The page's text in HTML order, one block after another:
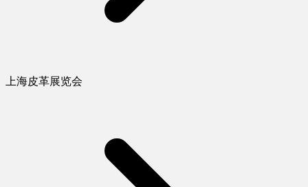
上海皮革展览会